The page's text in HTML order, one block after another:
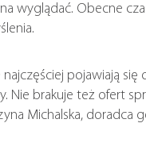
wyglądać. Obecne
pojawiają
Nie brakuje też ofert
Michalska, doradca